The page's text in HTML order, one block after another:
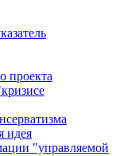
проекта
идея
"управляемой